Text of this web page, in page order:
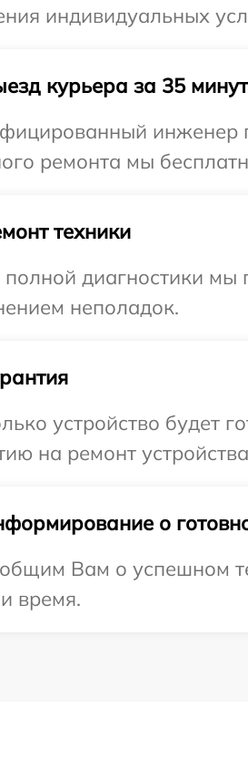
индивидуальных
курьера за 35 минут
инженер
ремонта мы
техники
диагностики мы
неполадок.
устройство будет
на ремонт
о
Вам о успешном
время.